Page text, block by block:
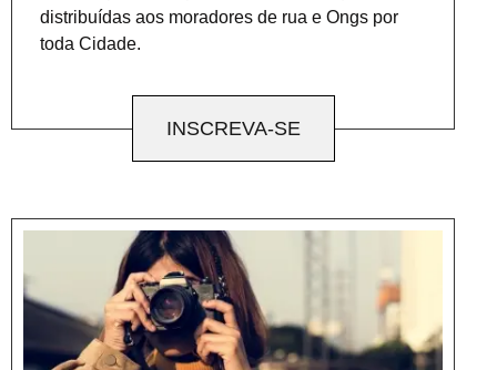
distribuídas aos moradores de rua e Ongs por
toda Cidade.
INSCREVA-SE